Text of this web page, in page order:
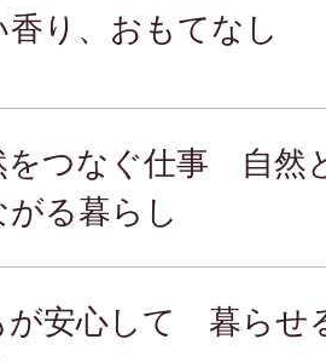
香り、おもてなし
をつなぐ仕事 自然
がる暮らし
が安心して 暮らせ